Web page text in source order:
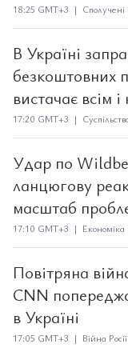
18:25 GMT+3 | Сполучені
В Україні
безкоштовних
вистачає всім
17:20 GMT+3 |
Удар по
ланцюгову
масштаб
17:10 GMT+3 | Економіка
Повітряна
CNN
в Україні
17:05 GMT+3 | Війна